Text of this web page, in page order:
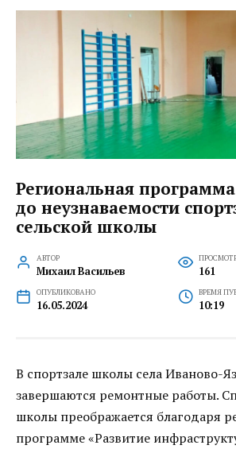
Региональная
до неузнаваемости
сельской школы
АВТОР
Михаил Васильев 161
ОПУБЛИКОВАНО
16.05.2024
ВРЕМЯ
10:19
В спортзале школы села Иваново-
завершаются ремонтные работы.
школы преображается благодаря
программе «Развитие